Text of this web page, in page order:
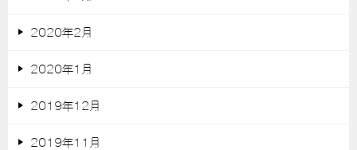
2020年2月
2020年1月
2019年12月
2019年11月